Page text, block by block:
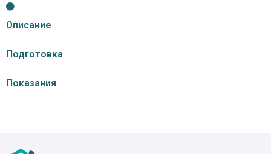
Описание
Подготовка
Показания